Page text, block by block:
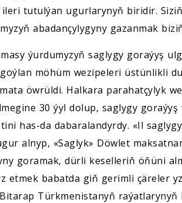
tutulýan ugurlarynyň biridir.
abadançylygyny gazanmak
ýurdumyzyň saglygy goraýyş
möhüm wezipeleri üstünlikli
öwrüldi. Halkara parahatçylyk
30 ýyl dolup, saglygy
has-da dabaralandyrdy. «Il
alnyp, «Saglyk» Döwlet
goramak, dürli keselleriň öňüni
etmek babatda giň gerimli çäreler
Türkmenistanyň raýatlarynyň